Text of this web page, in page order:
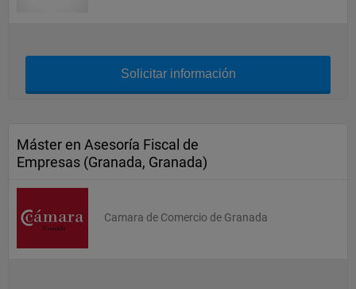
Solicitar información
Máster en Asesoría Fiscal de
Empresas (Granada, Granada)
Camara de Comercio de Granada